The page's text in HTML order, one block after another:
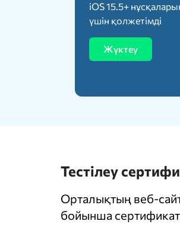
iOS 15.5+
үшін қолжетімді
Жүктеу
Тестілеу
Орталықтың веб-
бойынша